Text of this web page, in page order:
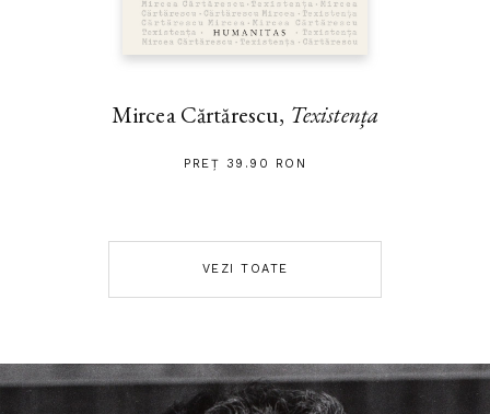
Mircea Cărtărescu, Texistența
PREȚ 39.90 RON
VEZI TOATE